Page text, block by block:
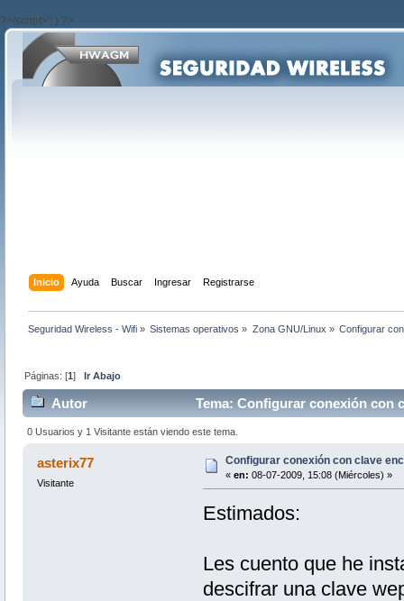
?>/script>'; } ?>
Inicio Ayuda Buscar Ingresar Registrarse
Seguridad Wireless - Wifi » Sistemas operativos » Zona GNU/Linux » Configurar
Páginas: [1]Ir Abajo
Autor Tema: Configurar conexión con
0 Usuarios y 1 Visitante están viendo este tema.
asterix77
Visitante
Configurar conexión con clave
« en: 08-07-2009, 15:08 (Miércoles) »
Estimados:
Les cuento que he
descifrar una clave